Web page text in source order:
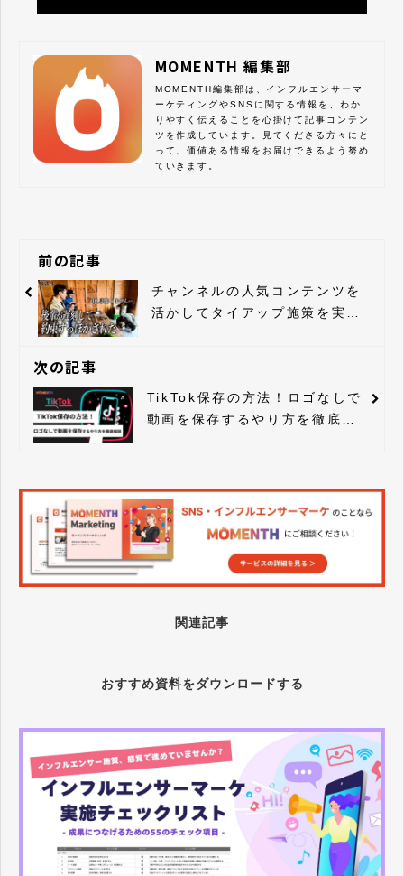
MOMENTH 編集部
MOMENTH編集部は、インフルエンサーマ
ーケティングやSNSに関する情報を、わか
りやすく伝えることを心掛けて記事コンテン
ツを作成しています。見てくださる方々にと
って、価値ある情報をお届けできるよう努め
ていきます。
前の記事
チャンネルの人気コンテンツを
活かしてタイアップ施策を実
次の記事
TikTok保存の方法！ロゴなしで
動画を保存するやり方を徹底解
関連記事
おすすめ資料をダウンロードする